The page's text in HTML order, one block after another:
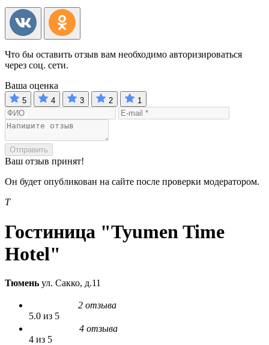
Что бы оставить отзыв вам необходимо авторизироваться
через соц. сети.
Ваша оценка
5 4 3 2 1
Отправить
Ваш отзыв принят!
Он будет опубликован на сайте после проверки модератором.
T
Гостиница "Tyumen Time
Hotel"
Тюмень ул. Сакко, д.11
2 отзыва
5.0 из 5
4 отзыва
4 из 5